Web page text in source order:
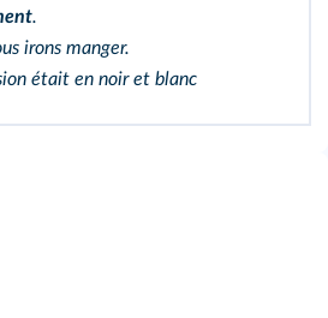
.
irons manger.
était en noir et blanc